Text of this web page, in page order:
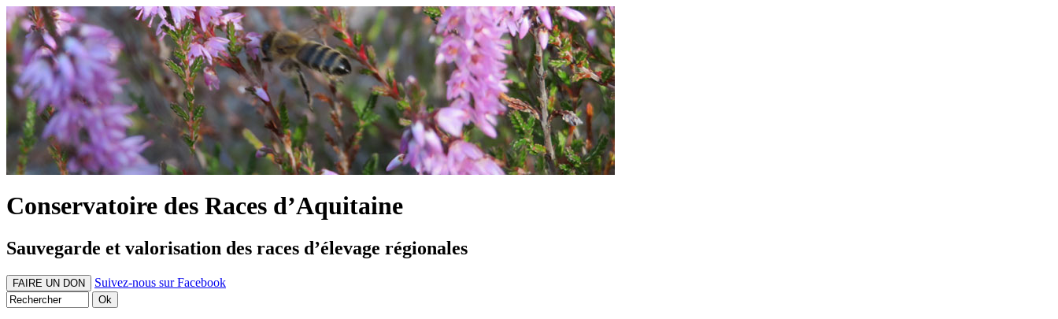
Conservatoire des Races d’Aquitaine
Sauvegarde et valorisation des races d’élevage régionales
FAIRE UN DON Suivez-nous sur Facebook